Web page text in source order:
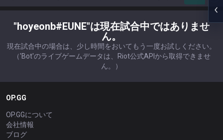
"hoyeonb#EUNE"は現在試合中ではありませ
ん。
現在試合中の場合は、少し時間をおいてもう一度お試しください。
（'Bot'のライブゲームデータは、Riot公式APIから取得できませ
ん。）
OP.GG
OP.GGについて
会社情報
ブログ